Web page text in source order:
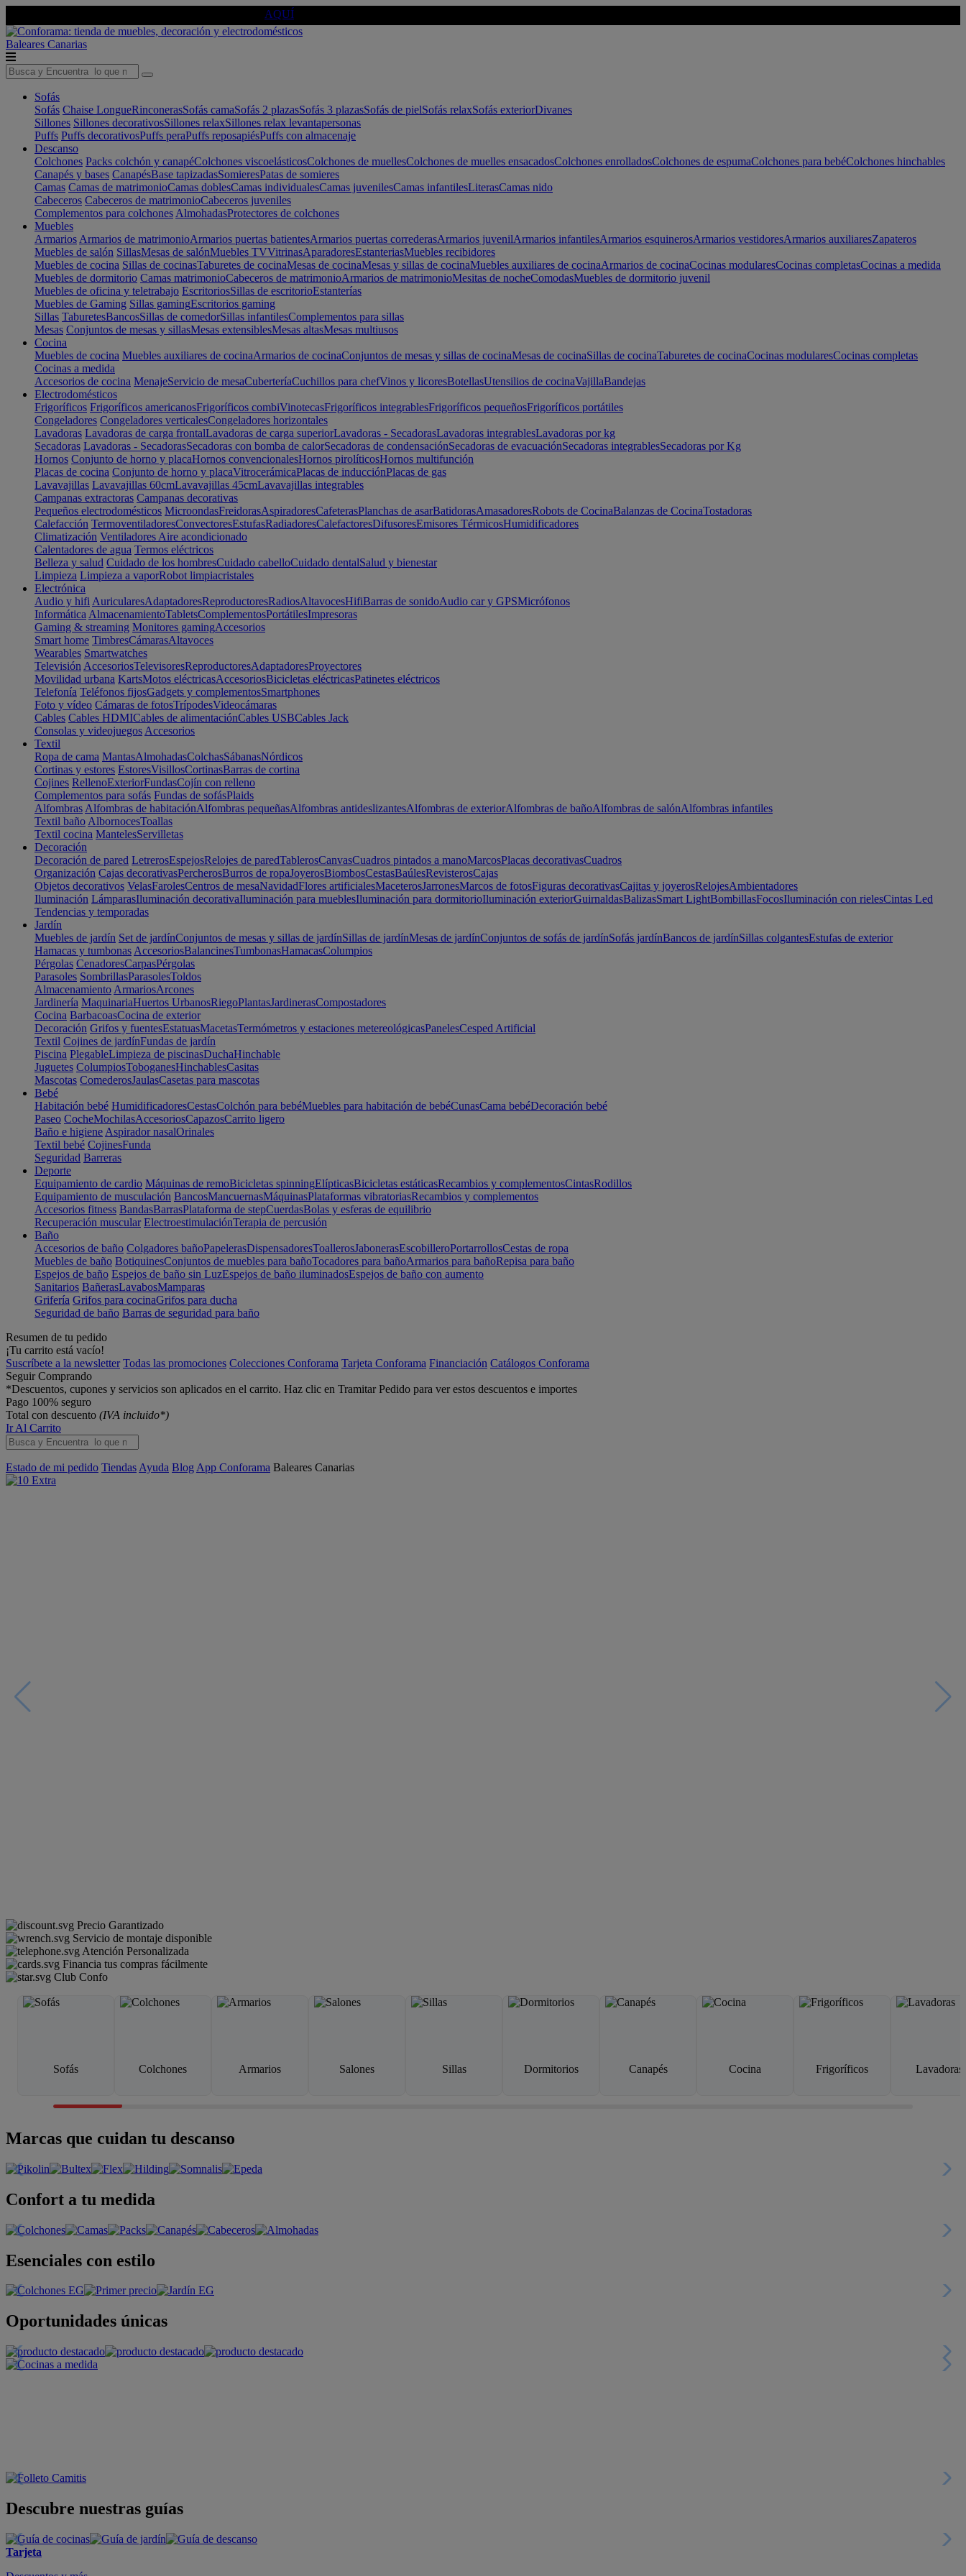
AQUÍ
Baleares Canarias
Sofás
Sofás Chaise LongueRinconerasSofás camaSofás 2 plazasSofás 3 plazasSofás de pielSofás relaxSofás exteriorDivanes
Sillones Sillones decorativosSillones relaxSillones relax levantapersonas
Puffs Puffs decorativosPuffs peraPuffs reposapiésPuffs con almacenaje
Descanso
Colchones Packs colchón y canapéColchones viscoelásticosColchones de muellesColchones de muelles ensacadosColchones enrolladosColchones de espumaColchones para bebéColchones hinchables
Canapés y bases CanapésBase tapizadasSomieresPatas de somieres
Camas Camas de matrimonioCamas doblesCamas individualesCamas juvenilesCamas infantilesLiterasCamas nido
Cabeceros Cabeceros de matrimonioCabeceros juveniles
Complementos para colchones AlmohadasProtectores de colchones
Muebles
Armarios Armarios de matrimonioArmarios puertas batientesArmarios puertas correderasArmarios juvenilArmarios infantilesArmarios esquinerosArmarios vestidoresArmarios auxiliaresZapateros
Muebles de salón SillasMesas de salónMuebles TVVitrinasAparadoresEstanteriasMuebles recibidores
Muebles de cocina Sillas de cocinasTaburetes de cocinaMesas de cocinaMesas y sillas de cocinaMuebles auxiliares de cocinaArmarios de cocinaCocinas modularesCocinas completasCocinas a medida
Muebles de dormitorio Camas matrimonioCabeceros de matrimonioArmarios de matrimonioMesitas de nocheComodasMuebles de dormitorio juvenil
Muebles de oficina y teletrabajo EscritoriosSillas de escritorioEstanterías
Muebles de Gaming Sillas gamingEscritorios gaming
Sillas TaburetesBancosSillas de comedorSillas infantilesComplementos para sillas
Mesas Conjuntos de mesas y sillasMesas extensiblesMesas altasMesas multiusos
Cocina
Muebles de cocina Muebles auxiliares de cocinaArmarios de cocinaConjuntos de mesas y sillas de cocinaMesas de cocinaSillas de cocinaTaburetes de cocinaCocinas modularesCocinas completas
Cocinas a medida
Accesorios de cocina MenajeServicio de mesaCuberteríaCuchillos para chefVinos y licoresBotellasUtensilios de cocinaVajillaBandejas
Electrodomésticos
Frigoríficos Frigoríficos americanosFrigoríficos combiVinotecasFrigoríficos integrablesFrigoríficos pequeñosFrigoríficos portátiles
Congeladores Congeladores verticalesCongeladores horizontales
Lavadoras Lavadoras de carga frontalLavadoras de carga superiorLavadoras - SecadorasLavadoras integrablesLavadoras por kg
Secadoras Lavadoras - SecadorasSecadoras con bomba de calorSecadoras de condensaciónSecadoras de evacuaciónSecadoras integrablesSecadoras por Kg
Hornos Conjunto de horno y placaHornos convencionalesHornos pirolíticosHornos multifunción
Placas de cocina Conjunto de horno y placaVitrocerámicaPlacas de inducciónPlacas de gas
Lavavajillas Lavavajillas 60cmLavavajillas 45cmLavavajillas integrables
Campanas extractoras Campanas decorativas
Pequeños electrodomésticos MicroondasFreidorasAspiradoresCafeterasPlanchas de asarBatidorasAmasadoresRobots de CocinaBalanzas de CocinaTostadoras
Calefacción TermoventiladoresConvectoresEstufasRadiadoresCalefactoresDifusoresEmisores TérmicosHumidificadores
Climatización Ventiladores Aire acondicionado
Calentadores de agua Termos eléctricos
Belleza y salud Cuidado de los hombresCuidado cabelloCuidado dentalSalud y bienestar
Limpieza Limpieza a vaporRobot limpiacristales
Electrónica
Audio y hifi AuricularesAdaptadoresReproductoresRadiosAltavocesHifiBarras de sonidoAudio car y GPSMicrófonos
Informática AlmacenamientoTabletsComplementosPortátilesImpresoras
Gaming & streaming Monitores gamingAccesorios
Smart home TimbresCámarasAltavoces
Wearables Smartwatches
Televisión AccesoriosTelevisoresReproductoresAdaptadoresProyectores
Movilidad urbana KartsMotos eléctricasAccesoriosBicicletas eléctricasPatinetes eléctricos
Telefonía Teléfonos fijosGadgets y complementosSmartphones
Foto y vídeo Cámaras de fotosTrípodesVideocámaras
Cables Cables HDMICables de alimentaciónCables USBCables Jack
Consolas y videojuegos Accesorios
Textil
Ropa de cama MantasAlmohadasColchasSábanasNórdicos
Cortinas y estores EstoresVisillosCortinasBarras de cortina
Cojines RellenoExteriorFundasCojín con relleno
Complementos para sofás Fundas de sofásPlaids
Alfombras Alfombras de habitaciónAlfombras pequeñasAlfombras antideslizantesAlfombras de exteriorAlfombras de bañoAlfombras de salónAlfombras infantiles
Textil baño AlbornocesToallas
Textil cocina MantelesServilletas
Decoración
Decoración de pared LetrerosEspejosRelojes de paredTablerosCanvasCuadros pintados a manoMarcosPlacas decorativasCuadros
Organización Cajas decorativasPercherosBurros de ropaJoyerosBiombosCestasBaúlesRevisterosCajas
Objetos decorativos VelasFarolesCentros de mesaNavidadFlores artificialesMaceterosJarronesMarcos de fotosFiguras decorativasCajitas y joyerosRelojesAmbientadores
Iluminación LámparasIluminación decorativaIluminación para mueblesIluminación para dormitorioIluminación exteriorGuirnaldasBalizasSmart LightBombillasFocosIluminación con rielesCintas Led
Tendencias y temporadas
Jardín
Muebles de jardín Set de jardínConjuntos de mesas y sillas de jardínSillas de jardínMesas de jardínConjuntos de sofás de jardínSofás jardínBancos de jardínSillas colgantesEstufas de exterior
Hamacas y tumbonas AccesoriosBalancinesTumbonasHamacasColumpios
Pérgolas CenadoresCarpasPérgolas
Parasoles SombrillasParasolesToldos
Almacenamiento ArmariosArcones
Jardinería MaquinariaHuertos UrbanosRiegoPlantasJardinerasCompostadores
Cocina BarbacoasCocina de exterior
Decoración Grifos y fuentesEstatuasMacetasTermómetros y estaciones metereológicasPanelesCesped Artificial
Textil Cojines de jardínFundas de jardín
Piscina PlegableLimpieza de piscinasDuchaHinchable
Juguetes ColumpiosToboganesHinchablesCasitas
Mascotas ComederosJaulasCasetas para mascotas
Bebé
Habitación bebé HumidificadoresCestasColchón para bebéMuebles para habitación de bebéCunasCama bebéDecoración bebé
Paseo CocheMochilasAccesoriosCapazosCarrito ligero
Baño e higiene Aspirador nasalOrinales
Textil bebé CojinesFunda
Seguridad Barreras
Deporte
Equipamiento de cardio Máquinas de remoBicicletas spinningElípticasBicicletas estáticasRecambios y complementosCintasRodillos
Equipamiento de musculación BancosMancuernasMáquinasPlataformas vibratoriasRecambios y complementos
Accesorios fitness BandasBarrasPlataforma de stepCuerdasBolas y esferas de equilibrio
Recuperación muscular ElectroestimulaciónTerapia de percusión
Baño
Accesorios de baño Colgadores bañoPapelerasDispensadoresToallerosJabonerasEscobilleroPortarrollosCestas de ropa
Muebles de baño BotiquinesConjuntos de muebles para bañoTocadores para bañoArmarios para bañoRepisa para baño
Espejos de baño Espejos de baño sin LuzEspejos de baño iluminadosEspejos de baño con aumento
Sanitarios BañerasLavabosMamparas
Grifería Grifos para cocinaGrifos para ducha
Seguridad de baño Barras de seguridad para baño
Resumen de tu pedido
¡Tu carrito está vacío!
Suscríbete a la newsletter Todas las promociones Colecciones Conforama Tarjeta Conforama Financiación Catálogos Conforama
Seguir Comprando
*Descuentos, cupones y servicios son aplicados en el carrito. Haz clic en Tramitar Pedido para ver estos descuentos e importes
Pago 100% seguro
Total con descuento (IVA incluido*)
Ir Al Carrito
Estado de mi pedido Tiendas Ayuda Blog App Conforama Baleares Canarias
Precio Garantizado
Servicio de montaje disponible
Atención Personalizada
Financia tus compras fácilmente
Club Confo
Sofás Colchones Armarios Salones Sillas Dormitorios Canapés Cocina Frigoríficos Lavadoras
Marcas que cuidan tu descanso
Confort a tu medida
Esenciales con estilo
Oportunidades únicas
Descubre nuestras guías
Tarjeta